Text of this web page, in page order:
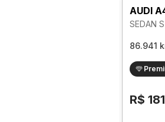
AUDI
SEDAN
86.941
R$